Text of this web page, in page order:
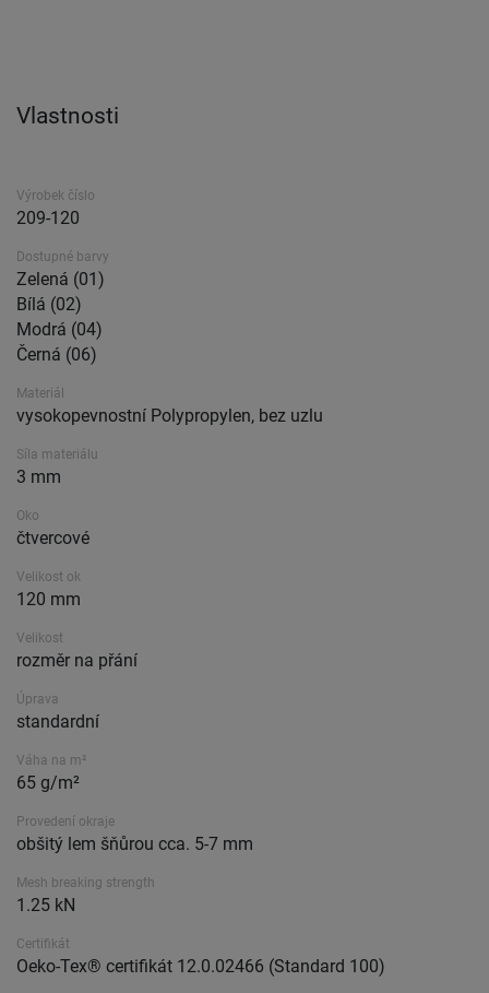
Vlastnosti
Výrobek číslo
209-120
Dostupné barvy
Zelená (01)
Bílá (02)
Modrá (04)
Černá (06)
Materiál
vysokopevnostní Polypropylen, bez uzlu
Síla materiálu
3 mm
Oko
čtvercové
Velikost ok
120 mm
Velikost
rozměr na přání
Úprava
standardní
Váha na m²
65 g/m²
Provedení okraje
obšitý lem šňůrou cca. 5-7 mm
Mesh breaking strength
1.25 kN
Certifikát
Oeko-Tex® certifikát 12.0.02466 (Standard 100)